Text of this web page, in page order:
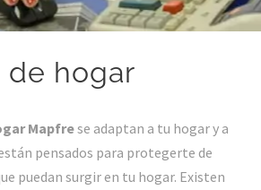
de hogar
Mapfrese adaptan a tu hogar y a
pensados para protegerte de
puedan surgir en tu hogar. Existen